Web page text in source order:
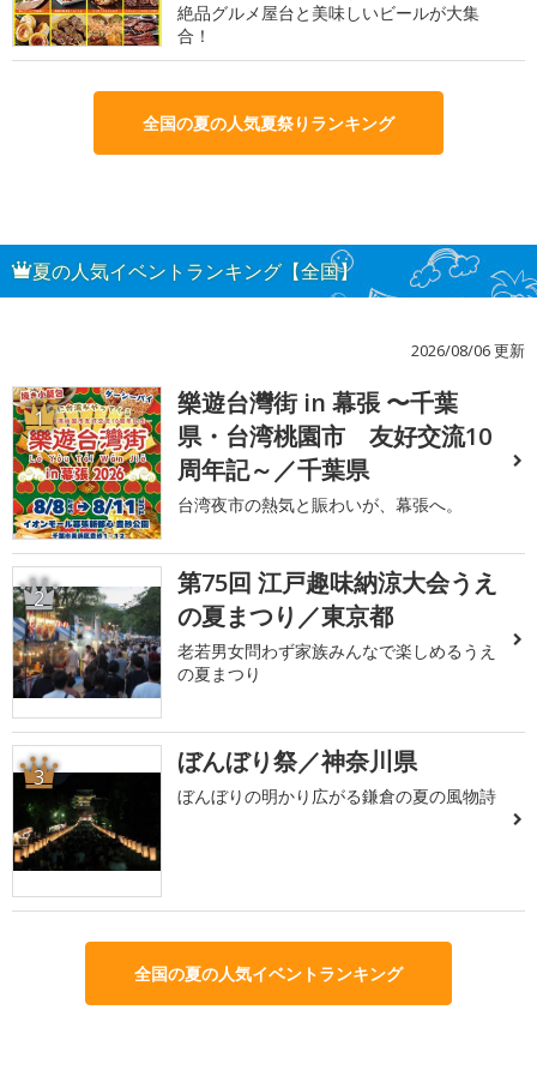
絶品グルメ屋台と美味しいビールが大集
合！
全国の夏の人気夏祭りランキング
夏の人気イベントランキング【全国】
2026/08/06 更新
1
樂遊台灣街 in 幕張 〜千葉
県・台湾桃園市 友好交流10
周年記～／千葉県
台湾夜市の熱気と賑わいが、幕張へ。
2
第75回 江戸趣味納涼大会うえ
の夏まつり／東京都
老若男女問わず家族みんなで楽しめるうえ
の夏まつり
3 ぼんぼり祭／神奈川県
ぼんぼりの明かり広がる鎌倉の夏の風物詩
全国の夏の人気イベントランキング